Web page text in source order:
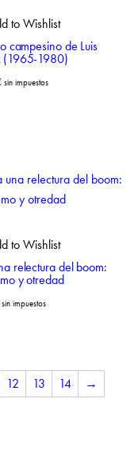
to Wishlist
campesino de Luis
(1965-1980)
sin impuestos
to Wishlist
relectura del boom:
y otredad
sin impuestos
12 13 14 →